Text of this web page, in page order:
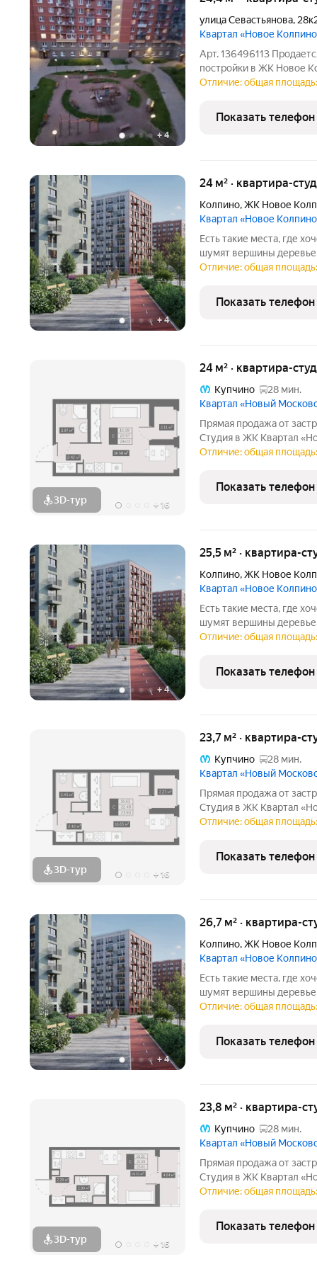
+4
улица Севастьянова,
Квартал «Новое
Арт. 136496113
постройки в ЖК Новое
необходимым для
пунты выдачи Озон ,
Отличие: общая
Показать телефон
+ 4
24 м² · квартира-
Колпино,ЖК Новое
Квартал «Новое
Есть такие места, где
шумят вершины
города всего полчаса пути. Таким местом станет для вас квартал
проводить
Отличие: общая
Показать телефон
3D-тур + 16
24 м² · квартира-
Купчино
28 мин.
Квартал «Новый
Прямая продажа от
Студия в ЖК Квартал
площадь 24,02. Чистовая
объединит в себе
Отличие: общая
Показать телефон
+ 4
25,5 м² · квартира-
Колпино,ЖК Новое
Квартал «Новое
Есть такие места, где
шумят вершины
города всего полчаса пути. Таким местом станет для вас квартал
проводить
Отличие: общая
Показать телефон
3D-тур + 16
23,7 м² · квартира-
Купчино
28 мин.
Квартал «Новый
Прямая продажа от
Студия в ЖК Квартал
площадь 23,66. Чистовая
объединит в себе
Отличие: общая
Показать телефон
+ 4
26,7 м² · квартира-
Колпино,ЖК Новое
Квартал «Новое
Есть такие места, где
шумят вершины
города всего полчаса пути. Таким местом станет для вас квартал
проводить
Отличие: общая
Показать телефон
3D-тур + 16
23,8 м² · квартира-
Купчино
28 мин.
Квартал «Новый
Прямая продажа от
Студия в ЖК Квартал
площадь 23,78. Без
объединит в себе
Отличие: общая
Показать телефон